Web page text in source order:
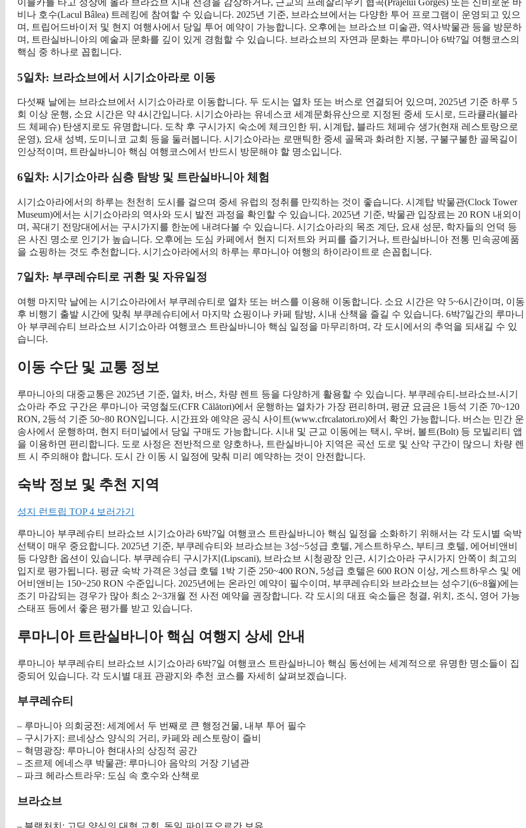
비나 호수(Lacul Bâlea) 트레킹에 참여할 수 있습니다. 2025년 기준, 브라쇼브에서는 다양한 투어 프로그램이 운영되고 있으
며, 트립어드바이저 및 현지 여행사에서 당일 투어 예약이 가능합니다. 오후에는 브라쇼브 미술관, 역사박물관 등을 방문하
며, 트란실바니아의 예술과 문화를 깊이 있게 경험할 수 있습니다. 브라쇼브의 자연과 문화는 루마니아 6박7일 여행코스의
핵심 중 하나로 꼽힙니다.
5일차: 브라쇼브에서 시기쇼아라로 이동
다섯째 날에는 브라쇼브에서 시기쇼아라로 이동합니다. 두 도시는 열차 또는 버스로 연결되어 있으며, 2025년 기준 하루 5
회 이상 운행, 소요 시간은 약 4시간입니다. 시기쇼아라는 유네스코 세계문화유산으로 지정된 중세 도시로, 드라큘라(블라
드 체페슈) 탄생지로도 유명합니다. 도착 후 구시가지 숙소에 체크인한 뒤, 시계탑, 블라드 체페슈 생가(현재 레스토랑으로
운영), 요새 성벽, 도미니코 교회 등을 둘러봅니다. 시기쇼아라는 로맨틱한 중세 골목과 화려한 지붕, 구불구불한 골목길이
인상적이며, 트란실바니아 핵심 여행코스에서 반드시 방문해야 할 명소입니다.
6일차: 시기쇼아라 심층 탐방 및 트란실바니아 체험
시기쇼아라에서의 하루는 천천히 도시를 걸으며 중세 유럽의 정취를 만끽하는 것이 좋습니다. 시계탑 박물관(Clock Tower
Museum)에서는 시기쇼아라의 역사와 도시 발전 과정을 확인할 수 있습니다. 2025년 기준, 박물관 입장료는 20 RON 내외이
며, 꼭대기 전망대에서는 구시가지를 한눈에 내려다볼 수 있습니다. 시기쇼아라의 목조 계단, 요새 성문, 학자들의 언덕 등
은 사진 명소로 인기가 높습니다. 오후에는 도심 카페에서 현지 디저트와 커피를 즐기거나, 트란실바니아 전통 민속공예품
을 쇼핑하는 것도 추천합니다. 시기쇼아라에서의 하루는 루마니아 여행의 하이라이트로 손꼽힙니다.
7일차: 부쿠레슈티로 귀환 및 자유일정
여행 마지막 날에는 시기쇼아라에서 부쿠레슈티로 열차 또는 버스를 이용해 이동합니다. 소요 시간은 약 5~6시간이며, 이동
후 비행기 출발 시간에 맞춰 부쿠레슈티에서 마지막 쇼핑이나 카페 탐방, 시내 산책을 즐길 수 있습니다. 6박7일간의 루마니
아 부쿠레슈티 브라쇼브 시기쇼아라 여행코스 트란실바니아 핵심 일정을 마무리하며, 각 도시에서의 추억을 되새길 수 있
습니다.
이동 수단 및 교통 정보
루마니아의 대중교통은 2025년 기준, 열차, 버스, 차량 렌트 등을 다양하게 활용할 수 있습니다. 부쿠레슈티-브라쇼브-시기
쇼아라 주요 구간은 루마니아 국영철도(CFR Călători)에서 운행하는 열차가 가장 편리하며, 평균 요금은 1등석 기준 70~120
RON, 2등석 기준 50~80 RON입니다. 시간표와 예약은 공식 사이트(www.cfrcalatori.ro)에서 확인 가능합니다. 버스는 민간 운
송사에서 운행하며, 현지 터미널에서 당일 구매도 가능합니다. 시내 및 근교 이동에는 택시, 우버, 볼트(Bolt) 등 모빌리티 앱
을 이용하면 편리합니다. 도로 사정은 전반적으로 양호하나, 트란실바니아 지역은 곡선 도로 및 산악 구간이 많으니 차량 렌
트 시 주의해야 합니다. 도시 간 이동 시 일정에 맞춰 미리 예약하는 것이 안전합니다.
숙박 정보 및 추천 지역
성지 런트립 TOP 4 보러가기
루마니아 부쿠레슈티 브라쇼브 시기쇼아라 6박7일 여행코스 트란실바니아 핵심 일정을 소화하기 위해서는 각 도시별 숙박
선택이 매우 중요합니다. 2025년 기준, 부쿠레슈티와 브라쇼브는 3성~5성급 호텔, 게스트하우스, 부티크 호텔, 에어비앤비
등 다양한 옵션이 있습니다. 부쿠레슈티 구시가지(Lipscani), 브라쇼브 시청광장 인근, 시기쇼아라 구시가지 안쪽이 최고의
입지로 평가됩니다. 평균 숙박 가격은 3성급 호텔 1박 기준 250~400 RON, 5성급 호텔은 600 RON 이상, 게스트하우스 및 에
어비앤비는 150~250 RON 수준입니다. 2025년에는 온라인 예약이 필수이며, 부쿠레슈티와 브라쇼브는 성수기(6~8월)에는
조기 마감되는 경우가 많아 최소 2~3개월 전 사전 예약을 권장합니다. 각 도시의 대표 숙소들은 청결, 위치, 조식, 영어 가능
스태프 등에서 좋은 평가를 받고 있습니다.
루마니아 트란실바니아 핵심 여행지 상세 안내
루마니아 부쿠레슈티 브라쇼브 시기쇼아라 6박7일 여행코스 트란실바니아 핵심 동선에는 세계적으로 유명한 명소들이 집
중되어 있습니다. 각 도시별 대표 관광지와 추천 코스를 자세히 살펴보겠습니다.
부쿠레슈티
– 루마니아 의회궁전: 세계에서 두 번째로 큰 행정건물, 내부 투어 필수
– 구시가지: 르네상스 양식의 거리, 카페와 레스토랑이 즐비
– 혁명광장: 루마니아 현대사의 상징적 공간
– 조르제 에네스쿠 박물관: 루마니아 음악의 거장 기념관
– 파크 헤라스트라우: 도심 속 호수와 산책로
브라쇼브
– 블랙처치: 고딕 양식의 대형 교회, 독일 파이프오르간 보유